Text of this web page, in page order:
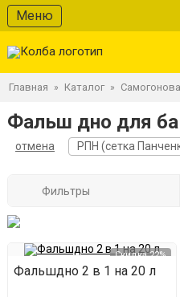
Меню
Главная » Каталог »
Фальш дно для
отмена РПН (сетка
Фильтры
Скидка 22%
Фальшдно 2 в 1 на 20 л